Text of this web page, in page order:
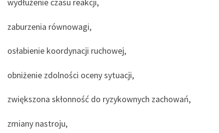
zaburzenia równowagi,
osłabienie koordynacji ruchowej,
obniżenie zdolności oceny sytuacji,
zwiększona skłonność do ryzykownych zachowań,
zmiany nastroju,